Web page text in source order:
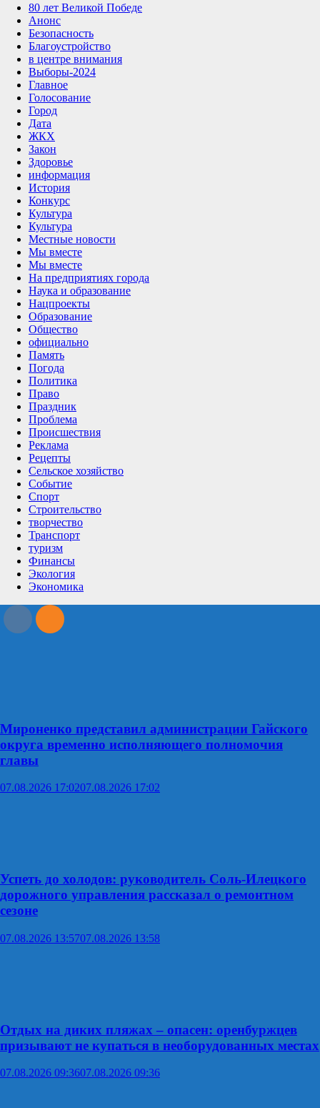
80 лет Великой Победе
Анонс
Безопасность
Благоустройство
в центре внимания
Выборы-2024
Главное
Голосование
Город
Дата
ЖКХ
Закон
Здоровье
информация
История
Конкурс
Культура
Культура
Местные новости
Мы вместе
Мы вместе
На предприятиях города
Наука и образование
Нацпроекты
Образование
Общество
официально
Память
Погода
Политика
Право
Праздник
Проблема
Происшествия
Реклама
Рецепты
Сельское хозяйство
Событие
Спорт
Строительство
творчество
Транспорт
туризм
Финансы
Экология
Экономика
Мироненко представил администрации Гайского
округа временно исполняющего полномочия
главы
07.08.2026 17:0207.08.2026 17:02
Успеть до холодов: руководитель Соль-Илецкого
дорожного управления рассказал о ремонтном
сезоне
07.08.2026 13:5707.08.2026 13:58
Отдых на диких пляжах – опасен: оренбуржцев
призывают не купаться в необорудованных местах
07.08.2026 09:3607.08.2026 09:36